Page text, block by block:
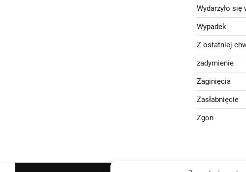
Wydarzyło się
Wypadek
Z ostatniej
zadymienie
Zaginięcia
Zasłabnięcie
Zgon